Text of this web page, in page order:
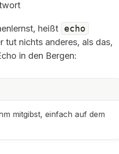
heißt
echo
tut nichts anderes, als das,
in den Bergen:
mitgibst, einfach auf dem